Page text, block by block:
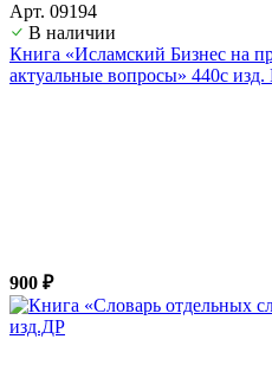
Арт. 09194
В наличии
Книга «Исламский Бизнес на
актуальные вопросы» 440с
900 ₽